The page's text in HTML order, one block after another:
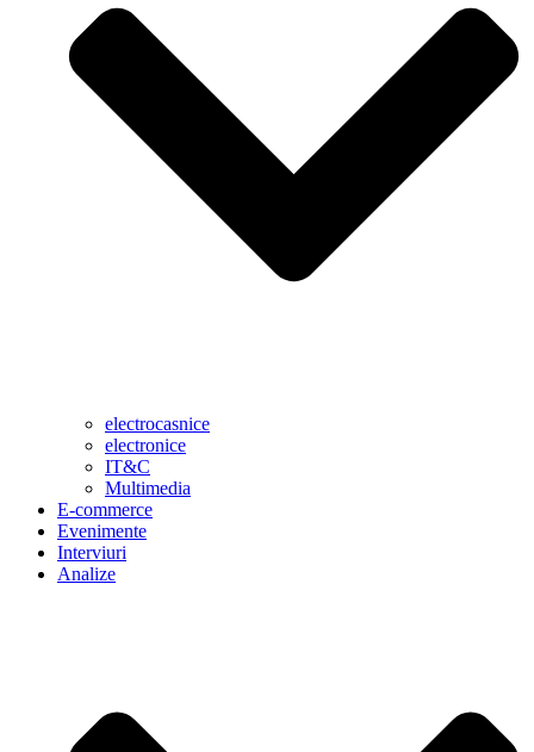
electrocasnice
electronice
IT&C
Multimedia
E-commerce
Evenimente
Interviuri
Analize